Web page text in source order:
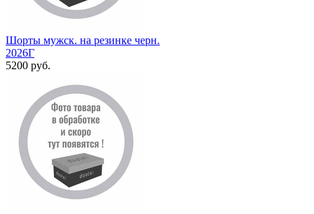
Шорты мужск. на резинке черн.
2026Г
5200 руб.